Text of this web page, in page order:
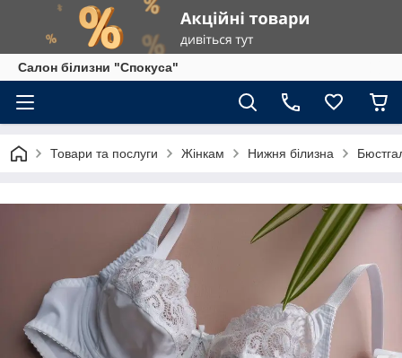
Салон білизни "Спокуса"
Товари та послуги Жінкам Нижня білизна